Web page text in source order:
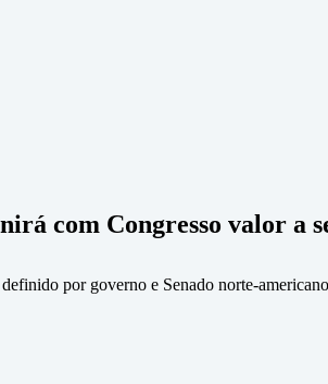
com Congresso valor a
por governo e Senado norte-